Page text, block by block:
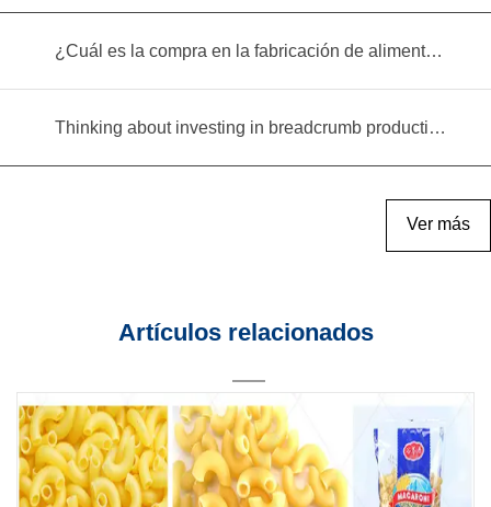
¿Cuál es la compra en la fabricación de alimentos infantiles?
Thinking about investing in breadcrumb production? Read this equipment selection guide before you decide
Ver más
Artículos relacionados